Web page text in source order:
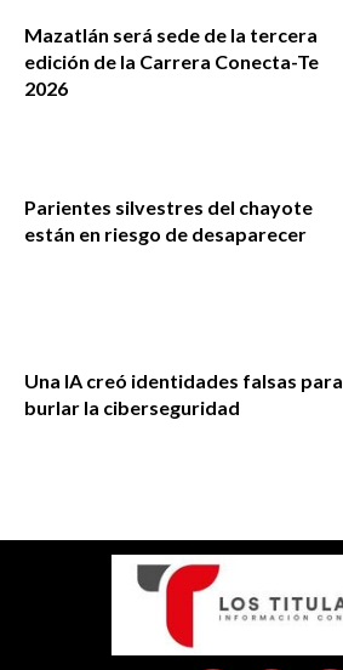
Mazatlán será sede de la tercera
edición de la Carrera Conecta-Te
2026
Parientes silvestres del chayote
están en riesgo de desaparecer
Una IA creó identidades falsas para
burlar la ciberseguridad